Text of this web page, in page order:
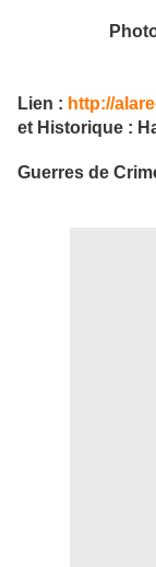
Lien : http://
et Historique :
Guerres de